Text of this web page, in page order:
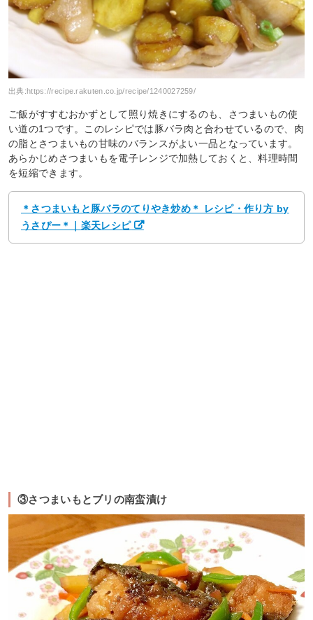
出典:https://recipe.rakuten.co.jp/recipe/1240027259/
ご飯がすすむおかずとして照り焼きにするのも、さつまいもの使
い道の1つです。このレシピでは豚バラ肉と合わせているので、肉
の脂とさつまいもの甘味のバランスがよい一品となっています。
あらかじめさつまいもを電子レンジで加熱しておくと、料理時間
を短縮できます。
＊さつまいもと豚バラのてりやき炒め＊ レシピ・作り方 by
うさぴー＊｜楽天レシピ
③さつまいもとブリの南蛮漬け